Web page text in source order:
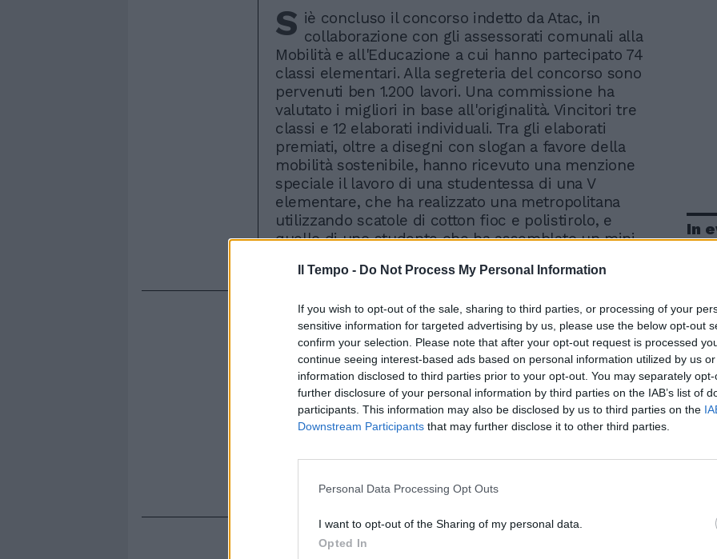
Il Tempo - Do Not Process My Personal Information
If you wish to opt-out of the sale, sharing to third parties, or processing of your
sensitive information for targeted advertising by us, please use the below opt-out
confirm your selection. Please note that after your opt-out request is processed
continue seeing interest-based ads based on personal information utilized by us
information disclosed to third parties prior to your opt-out. You may separately
further disclosure of your personal information by third parties on the IAB’s list of
participants. This information may also be disclosed by us to third parties on the
Downstream Participants that may further disclose it to other third parties.
Personal Data Processing Opt Outs
I want to opt-out of the Sharing of my personal data.
Opted In
S iè concluso il concorso indetto da Atac, in
collaborazione con gli assessorati comunali alla
Mobilità e all'Educazione a cui hanno partecipato 74
classi elementari. Alla segreteria del concorso sono
pervenuti ben 1.200 lavori. Una commissione ha
valutato i migliori in base all'originalità. Vincitori tre
classi e 12 elaborati individuali. Tra gli elaborati
premiati, oltre a disegni con slogan a favore della
mobilità sostenibile, hanno ricevuto una menzione
speciale il lavoro di una studentessa di una V
elementare, che ha realizzato una metropolitana
utilizzando scatole di cotton fioc e polistirolo, e
quello di uno studente che ha assemblato un mini-
In
Trump, Meloni e la strategia